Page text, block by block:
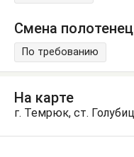
Смена полотенец
По требованию
На карте
г. Темрюк, ст.